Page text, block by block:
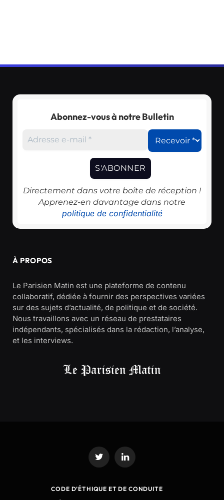
Abonnez-vous à notre Bulletin
Directement dans votre boîte de réception !
Apprenez-en davantage dans notre
politique de confidentialité
À PROPOS
Le Parisien Matin est une plateforme de contenu
collaboratif, dédiée à fournir des perspectives variées
sur des sujets d’actualité, de politique et de société.
Nous travaillons avec un réseau de prestataires
indépendants, spécialisés dans la rédaction, l’analyse,
et les interviews.
Twitter LinkedIn
CODE D’ÉTHIQUE ET DE CONDUITE